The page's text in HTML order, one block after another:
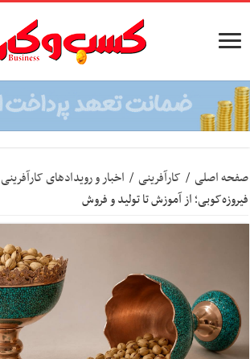
صفحه اصلی / کارآفرینی / اخبار و رویدادهای کارآفرینی
فیروزه‌کوبی؛ از آموزش تا تولید و فروش